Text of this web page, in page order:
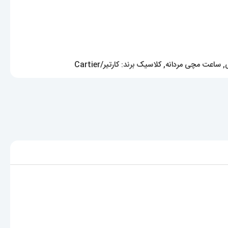
,ساعت مچی مردانه,کلاسیک برند:کارتیر/Cartier